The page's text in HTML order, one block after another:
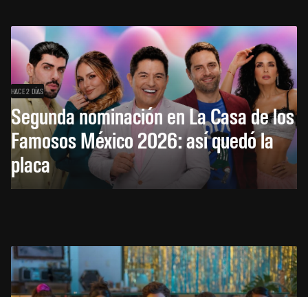
HACE 2 DÍAS
Segunda nominación en La Casa de los
Famosos México 2026: así quedó la
placa